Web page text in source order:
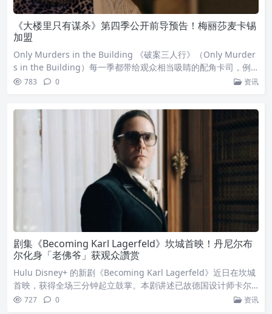
《大楼里只有谋杀》第四季公开前导预告！梅丽莎麦卡锡
加盟
Only Murders in the Building 《破案三人行》（Only Murder
s in the Building）每一季都带给观众相当吸睛的配角卡司，例
如第三季的保罗路德（Paul Rudd）和梅莉史翠普（Meryl Stree
闻名。《破案三人行》第
783 0 资讯
剧集《Becoming Karl Lagerfeld》坎城首映！丹尼尔布
尔化身「老佛爷」获观众讚赏
Hulu Disney+ 的新剧《Becoming Karl Lagerfeld》近日在坎城
首映，获得全场三分钟起立鼓掌。本剧讲述已故德国设计师卡尔
拉格斐成为席捲流行文化的耀眼人物之前的事蹟，以及受到年轻
727 0 资讯